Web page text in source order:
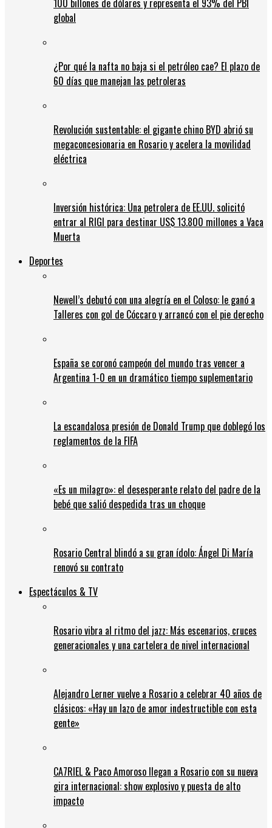
100 billones de dólares y representa el 93% del PBI
global
¿Por qué la nafta no baja si el petróleo cae? El plazo de
60 días que manejan las petroleras
Revolución sustentable: el gigante chino BYD abrió su
megaconcesionaria en Rosario y acelera la movilidad
eléctrica
Inversión histórica: Una petrolera de EE.UU. solicitó
entrar al RIGI para destinar US$ 13.800 millones a Vaca
Muerta
Deportes
Newell’s debutó con una alegría en el Coloso: le ganó a
Talleres con gol de Cóccaro y arrancó con el pie derecho
España se coronó campeón del mundo tras vencer a
Argentina 1-0 en un dramático tiempo suplementario
La escandalosa presión de Donald Trump que doblegó los
reglamentos de la FIFA
«Es un milagro»: el desesperante relato del padre de la
bebé que salió despedida tras un choque
Rosario Central blindó a su gran ídolo: Ángel Di María
renovó su contrato
Espectáculos & TV
Rosario vibra al ritmo del jazz: Más escenarios, cruces
generacionales y una cartelera de nivel internacional
Alejandro Lerner vuelve a Rosario a celebrar 40 años de
clásicos: «Hay un lazo de amor indestructible con esta
gente»
CA7RIEL & Paco Amoroso llegan a Rosario con su nueva
gira internacional: show explosivo y puesta de alto
impacto